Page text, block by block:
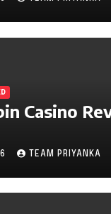
Casino
TEAM PRIYANKA